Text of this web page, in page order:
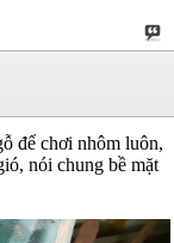
để chơi nhôm luôn,
nói chung bề mặt